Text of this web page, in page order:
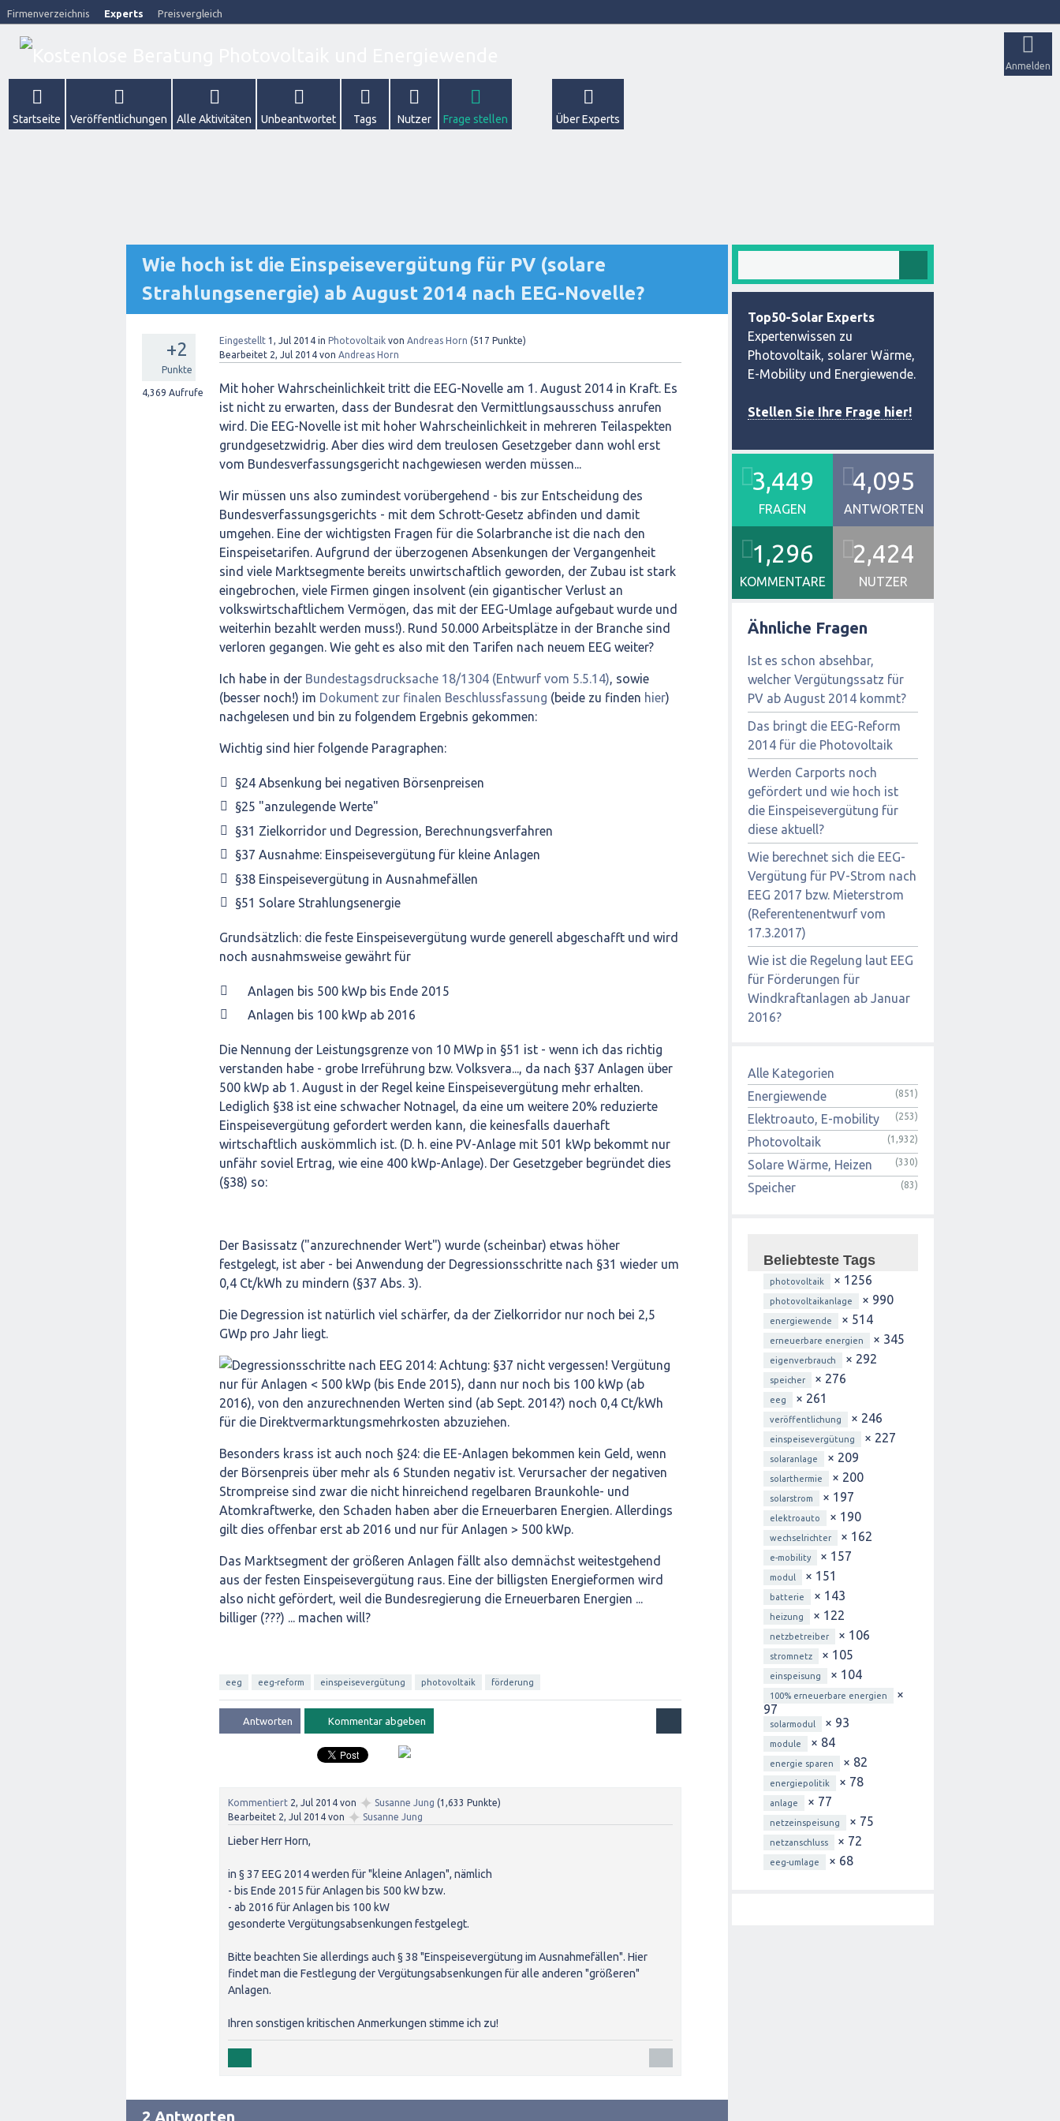
Firmenverzeichnis Experts Preisvergleich
Anmelden
Startseite Veröffentlichungen Alle Aktivitäten Unbeantwortet Tags Nutzer Frage stellen Über Experts
Wie hoch ist die Einspeisevergütung für PV (solare
Strahlungsenergie) ab August 2014 nach EEG-Novelle?
+2
Punkte
4,369 Aufrufe
Eingestellt 1, Jul 2014 in Photovoltaik von Andreas Horn (517 Punkte)
Bearbeitet 2, Jul 2014 von Andreas Horn
Mit hoher Wahrscheinlichkeit tritt die EEG-Novelle am 1. August 2014 in Kraft. Es
ist nicht zu erwarten, dass der Bundesrat den Vermittlungsausschuss anrufen
wird. Die EEG-Novelle ist mit hoher Wahrscheinlichkeit in mehreren Teilaspekten
grundgesetzwidrig. Aber dies wird dem treulosen Gesetzgeber dann wohl erst
vom Bundesverfassungsgericht nachgewiesen werden müssen...
Wir müssen uns also zumindest vorübergehend - bis zur Entscheidung des
Bundesverfassungsgerichts - mit dem Schrott-Gesetz abfinden und damit
umgehen. Eine der wichtigsten Fragen für die Solarbranche ist die nach den
Einspeisetarifen. Aufgrund der überzogenen Absenkungen der Vergangenheit
sind viele Marktsegmente bereits unwirtschaftlich geworden, der Zubau ist stark
eingebrochen, viele Firmen gingen insolvent (ein gigantischer Verlust an
volkswirtschaftlichem Vermögen, das mit der EEG-Umlage aufgebaut wurde und
weiterhin bezahlt werden muss!). Rund 50.000 Arbeitsplätze in der Branche sind
verloren gegangen. Wie geht es also mit den Tarifen nach neuem EEG weiter?
Ich habe in der Bundestagsdrucksache 18/1304 (Entwurf vom 5.5.14), sowie
(besser noch!) im Dokument zur finalen Beschlussfassung (beide zu finden hier)
nachgelesen und bin zu folgendem Ergebnis gekommen:
Wichtig sind hier folgende Paragraphen:
§24 Absenkung bei negativen Börsenpreisen
§25 "anzulegende Werte"
§31 Zielkorridor und Degression, Berechnungsverfahren
§37 Ausnahme: Einspeisevergütung für kleine Anlagen
§38 Einspeisevergütung in Ausnahmefällen
§51 Solare Strahlungsenergie
Grundsätzlich: die feste Einspeisevergütung wurde generell abgeschafft und wird
noch ausnahmsweise gewährt für
Anlagen bis 500 kWp bis Ende 2015
Anlagen bis 100 kWp ab 2016
Die Nennung der Leistungsgrenze von 10 MWp in §51 ist - wenn ich das richtig
verstanden habe - grobe Irreführung bzw. Volksvera..., da nach §37 Anlagen über
500 kWp ab 1. August in der Regel keine Einspeisevergütung mehr erhalten.
Lediglich §38 ist eine schwacher Notnagel, da eine um weitere 20% reduzierte
Einspeisevergütung gefordert werden kann, die keinesfalls dauerhaft
wirtschaftlich auskömmlich ist. (D. h. eine PV-Anlage mit 501 kWp bekommt nur
unfähr soviel Ertrag, wie eine 400 kWp-Anlage). Der Gesetzgeber begründet dies
(§38) so:
Der Basissatz ("anzurechnender Wert") wurde (scheinbar) etwas höher
festgelegt, ist aber - bei Anwendung der Degressionsschritte nach §31 wieder um
0,4 Ct/kWh zu mindern (§37 Abs. 3).
Die Degression ist natürlich viel schärfer, da der Zielkorridor nur noch bei 2,5
GWp pro Jahr liegt.
Besonders krass ist auch noch §24: die EE-Anlagen bekommen kein Geld, wenn
der Börsenpreis über mehr als 6 Stunden negativ ist. Verursacher der negativen
Strompreise sind zwar die nicht hinreichend regelbaren Braunkohle- und
Atomkraftwerke, den Schaden haben aber die Erneuerbaren Energien. Allerdings
gilt dies offenbar erst ab 2016 und nur für Anlagen > 500 kWp.
Das Marktsegment der größeren Anlagen fällt also demnächst weitestgehend
aus der festen Einspeisevergütung raus. Eine der billigsten Energieformen wird
also nicht gefördert, weil die Bundesregierung die Erneuerbaren Energien ...
billiger (???) ... machen will?
eeg eeg-reform einspeisevergütung photovoltaik förderung
Kommentiert 2, Jul 2014 von ✦ Susanne Jung (1,633 Punkte)
Bearbeitet 2, Jul 2014 von ✦ Susanne Jung
Lieber Herr Horn,
in § 37 EEG 2014 werden für "kleine Anlagen", nämlich
- bis Ende 2015 für Anlagen bis 500 kW bzw.
- ab 2016 für Anlagen bis 100 kW
gesonderte Vergütungsabsenkungen festgelegt.
Bitte beachten Sie allerdings auch § 38 "Einspeisevergütung im Ausnahmefällen". Hier
findet man die Festlegung der Vergütungsabsenkungen für alle anderen "größeren"
Anlagen.
Ihren sonstigen kritischen Anmerkungen stimme ich zu!
2 Antworten
Top50-Solar Experts
Expertenwissen zu
Photovoltaik, solarer Wärme,
E-Mobility und Energiewende.
Stellen Sie Ihre Frage hier!
3,449
FRAGEN
4,095
ANTWORTEN
1,296
KOMMENTARE
2,424
NUTZER
Ähnliche Fragen
Ist es schon absehbar,
welcher Vergütungssatz für
PV ab August 2014 kommt?
Das bringt die EEG-Reform
2014 für die Photovoltaik
Werden Carports noch
gefördert und wie hoch ist
die Einspeisevergütung für
diese aktuell?
Wie berechnet sich die EEG-
Vergütung für PV-Strom nach
EEG 2017 bzw. Mieterstrom
(Referentenentwurf vom
17.3.2017)
Wie ist die Regelung laut EEG
für Förderungen für
Windkraftanlagen ab Januar
2016?
Alle Kategorien
Energiewende
(851)
Elektroauto, E-mobility (253)
Photovoltaik (1,932)
Solare Wärme, Heizen (330)
Speicher (83)
Beliebteste Tags
photovoltaik × 1256
photovoltaikanlage × 990
energiewende × 514
erneuerbare energien × 345
eigenverbrauch × 292
speicher × 276
eeg × 261
veröffentlichung × 246
einspeisevergütung × 227
solaranlage × 209
solarthermie × 200
solarstrom × 197
elektroauto × 190
wechselrichter × 162
e-mobility × 157
modul × 151
batterie × 143
heizung × 122
netzbetreiber × 106
stromnetz × 105
einspeisung × 104
100% erneuerbare energien
×
97
solarmodul × 93
module × 84
energie sparen × 82
energiepolitik × 78
anlage × 77
netzeinspeisung × 75
netzanschluss × 72
eeg-umlage × 68